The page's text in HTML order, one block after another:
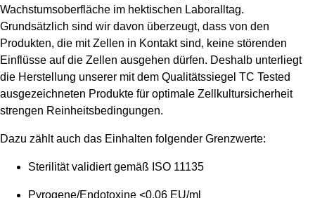
Wachstumsoberfläche im hektischen Laboralltag.
Grundsätzlich sind wir davon überzeugt, dass von den
Produkten, die mit Zellen in Kontakt sind, keine störenden
Einflüsse auf die Zellen ausgehen dürfen. Deshalb unterliegt
die Herstellung unserer mit dem Qualitätssiegel TC Tested
ausgezeichneten Produkte für optimale Zellkultursicherheit
strengen Reinheitsbedingungen.
Dazu zählt auch das Einhalten folgender Grenzwerte:
Sterilität validiert gemäß ISO 11135
Pyrogene/Endotoxine <0,06 EU/ml